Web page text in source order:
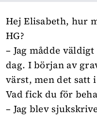
Hej Elisabeth, hur
HG?
– Jag mådde
dag. I början av
värst, men det satt
Vad fick du för
– Jag blev